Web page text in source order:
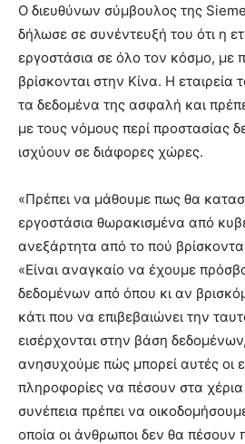
Ο διευθύνων σύμβουλος της
δήλωσε σε συνέντευξή του ότι η
εργοστάσια σε όλο τον κόσμο, με
βρίσκονται στην Κίνα. Η εταιρεία
τα δεδομένα της ασφαλή και
με τους νόμους περί προστασίας
ισχύουν σε διάφορες χώρες.
«Πρέπει να μάθουμε πως θα
εργοστάσια θωρακισμένα από
ανεξάρτητα από το πού
«Είναι αναγκαίο να έχουμε
δεδομένων από όπου κι αν
κάτι που να επιβεβαιώνει την
εισέρχονται στην βάση
ανησυχούμε πώς μπορεί αυτές οι
πληροφορίες να πέσουν στα
συνέπεια πρέπει να
οποία οι άνθρωποι δεν θα πέσουν